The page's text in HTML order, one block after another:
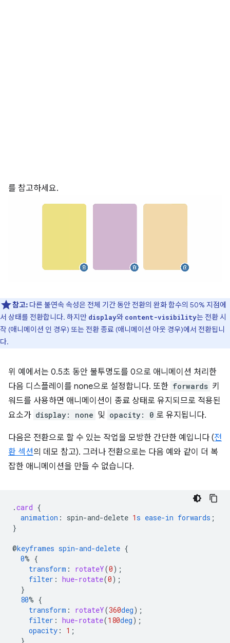
를 참고하세요.
참고: 다른 불연속 속성은 전체 기간 동안 전환의 완화 함수의 50% 지점에
서 상태를 전환합니다. 하지만 display와 content-visibility는 전환 시
작 (애니메이션 인 경우) 또는 전환 종료 (애니메이션 아웃 경우)에서 전환됩니
다.
위 예에서는 0.5초 동안 불투명도를 0으로 애니메이션 처리한
다음 디스플레이를 none으로 설정합니다. 또한 forwards 키
워드를 사용하면 애니메이션이 종료 상태로 유지되므로 적용된
요소가 display: none 및 opacity: 0 로 유지됩니다.
다음은 전환으로 할 수 있는 작업을 모방한 간단한 예입니다 (전
환 섹션의 데모 참고). 그러나 전환으로는 다음 예와 같이 더 복
잡한 애니메이션을 만들 수 없습니다.
.card {
animation : spin-and-delete 1s ease-in forwards ;
}
@keyframes spin-and-delete {
0% {
transform : rotateY(0);
filter : hue-rotate(0);
}
80% {
transform : rotateY(360deg);
filter : hue-rotate(180deg);
opacity : 1 ;
}